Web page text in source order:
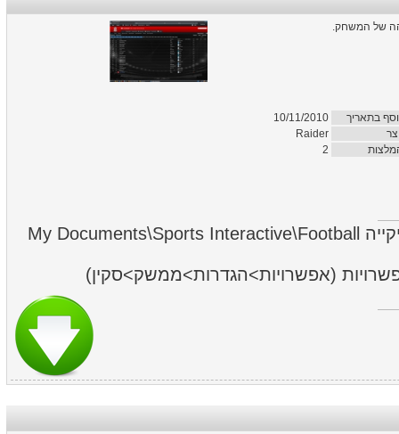
בתאריך
10/11/2010
Raider
2
לחלץ את תיקיית הסקין לתיקייה My Documents\Sports Interactive\Football
(אפשרויות>הגדרות>ממשק>סקין)